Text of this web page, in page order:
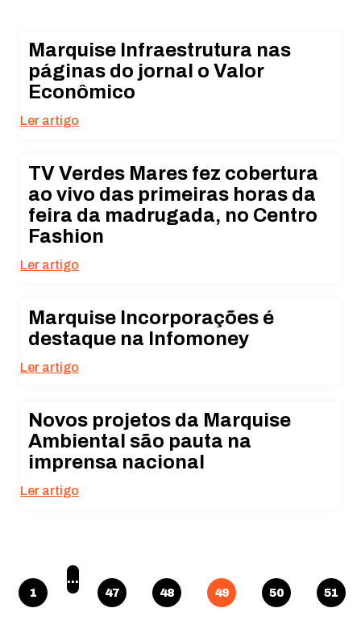
Marquise Infraestrutura nas
páginas do jornal o Valor
Econômico
Ler artigo
TV Verdes Mares fez cobertura
ao vivo das primeiras horas da
feira da madrugada, no Centro
Fashion
Ler artigo
Marquise Incorporações é
destaque na Infomoney
Ler artigo
Novos projetos da Marquise
Ambiental são pauta na
imprensa nacional
Ler artigo
1
…
47
48 49 50 51